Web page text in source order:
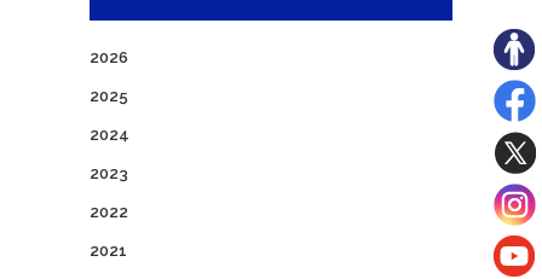
2026
2025
2024
2023
2022
2021